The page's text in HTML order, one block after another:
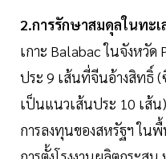
2.การรักษาสมดุลในทะเ
เกาะ Balabac ในจังหวั
ประ 9 เส้นที่จีนอ้างสิทธิ์
เป็นแนวเส้นประ 10 เส้น)
การลงทุนของสหรัฐฯ ใน